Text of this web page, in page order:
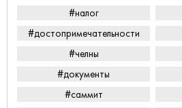
#налог
#достопримечательности
#челны
#документы
#саммит